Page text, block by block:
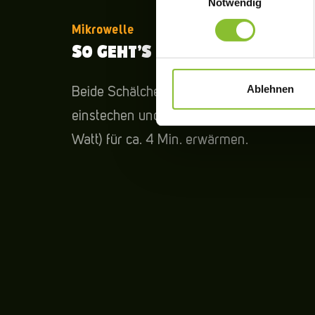
Ablehnen
Mikrowelle
SO GEHT’S IN DER MIKROWELLE
Beide Schälchen oben mehrfach
einstechen und in der Mikrowelle (700
Watt) für ca. 4 Min. erwärmen.